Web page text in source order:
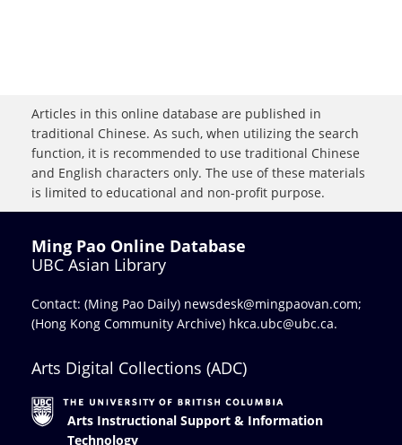
Articles in this online database are published in
traditional Chinese. As such, when utilizing the search
function, it is recommended to use traditional Chinese
and English characters only. The use of these materials
is limited to educational and non-profit purpose.
Ming Pao Online Database
UBC Asian Library
Contact: (Ming Pao Daily) newsdesk@mingpaovan.com;
(Hong Kong Community Archive) hkca.ubc@ubc.ca.
Arts Digital Collections (ADC)
Arts Instructional Support & Information
Technology